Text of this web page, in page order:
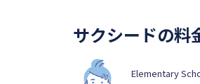
サクシードの料
Elementary